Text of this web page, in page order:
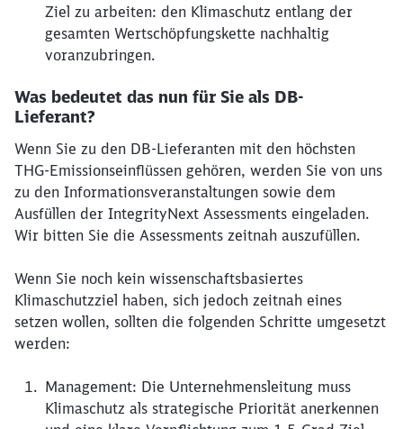
Ziel zu arbeiten: den Klimaschutz entlang der
gesamten Wertschöpfungskette nachhaltig
voranzubringen.
Was bedeutet das nun für Sie als DB-
Lieferant?
Wenn Sie zu den DB-Lieferanten mit den höchsten
THG-Emissionseinflüssen gehören, werden Sie von uns
zu den Informationsveranstaltungen sowie dem
Ausfüllen der IntegrityNext Assessments eingeladen.
Wir bitten Sie die Assessments zeitnah auszufüllen.
Wenn Sie noch kein wissenschaftsbasiertes
Klimaschutzziel haben, sich jedoch zeitnah eines
setzen wollen, sollten die folgenden Schritte umgesetzt
werden:
Management: Die Unternehmensleitung muss
Klimaschutz als strategische Priorität anerkennen